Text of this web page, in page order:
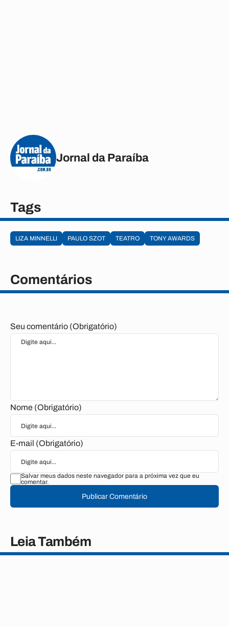
Jornal da Paraíba
Tags
LIZA MINNELLI PAULO SZOT TEATRO TONY AWARDS
Comentários
Seu comentário (Obrigatório)
Nome (Obrigatório)
E-mail (Obrigatório)
Salvar meus dados neste navegador para a próxima vez que eu
comentar.
Publicar Comentário
Leia Também